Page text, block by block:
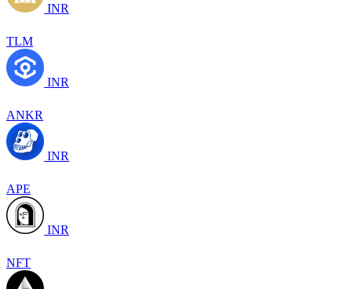
INR
TLM
INR
ANKR
INR
APE
INR
NFT